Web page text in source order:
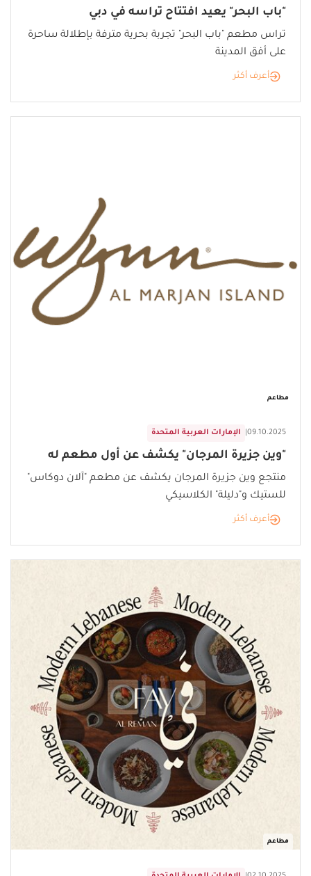
"باب البحر" يعيد افتتاح تراسه في دبي
تراس مطعم "باب البحر" تجربة بحرية مترفة بإطلالة ساحرة
على أفق المدينة
أعرف أكثر
مطاعم
الإمارات العربية المتحدة 09.10.2025
"وين جزيرة المرجان" يكشف عن أول مطعم له
منتجع وين جزيرة المرجان يكشف عن مطعم "آلان دوكاس"
للستيك و"دليلة" الكلاسيكي
أعرف أكثر
مطاعم